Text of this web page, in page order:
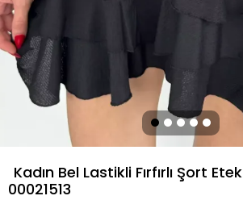
Kadın Bel Lastikli Fırfırlı Şort Etek
00021513